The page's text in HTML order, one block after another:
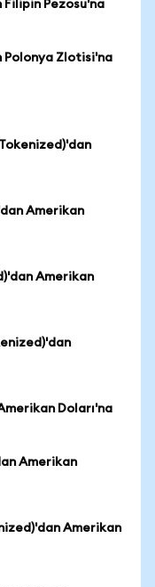
Pezosu'na
Polonya Zlotisi'na
Amerikan
Amerikan
Doları'na
Amerikan
Amerikan